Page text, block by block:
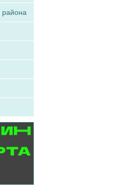
района